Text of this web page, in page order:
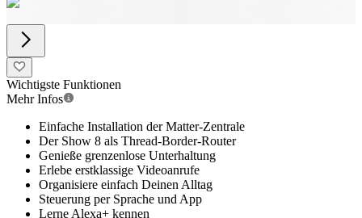
Wichtigste Funktionen
Mehr Infos
Einfache Installation der Matter-Zentrale
Der Show 8 als Thread-Border-Router
Genieße grenzenlose Unterhaltung
Erlebe erstklassige Videoanrufe
Organisiere einfach Deinen Alltag
Steuerung per Sprache und App
Lerne Alexa+ kennen